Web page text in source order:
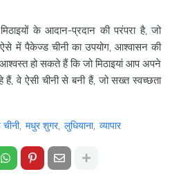
के आदान-प्रदान की परंपरा है, जो
में पैकेज्ड चीनी का उपयोग, आश्वासन की
हो सकते हैं कि जो मिठाइयां आप अपने
वे ऐसी चीनी से बनी हैं, जो सख्त स्वच्छता
मधुर शुगर लुधियाना व्यापार